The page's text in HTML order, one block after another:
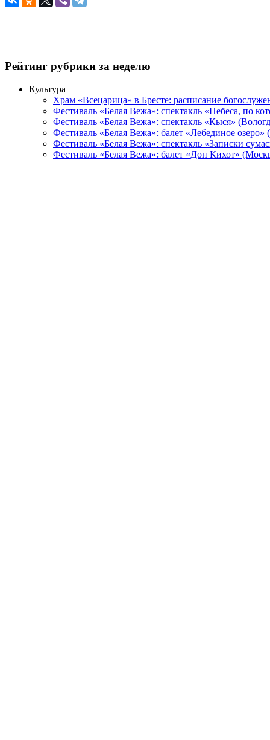
Рейтинг рубрики за неделю
Культура
Храм «Всецарица» в Бресте: расписание
Фестиваль «Белая Вежа»: спектакль «Небеса, по
Фестиваль «Белая Вежа»: спектакль «Кыся»
Фестиваль «Белая Вежа»: балет «Лебединое
Фестиваль «Белая Вежа»: спектакль «Записки
Фестиваль «Белая Вежа»: балет «Дон Кихот»